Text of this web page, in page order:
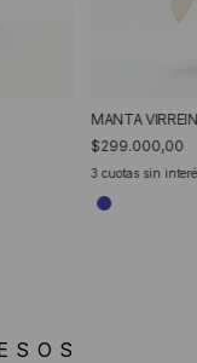
MANTA
$299.000,00
3cuotas sin